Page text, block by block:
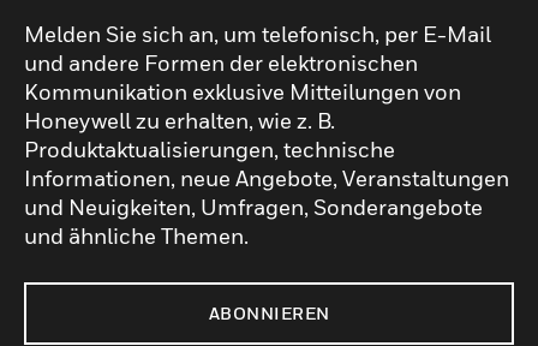
Melden Sie sich an, um telefonisch, per E-Mail
und andere Formen der elektronischen
Kommunikation exklusive Mitteilungen von
Honeywell zu erhalten, wie z. B.
Produktaktualisierungen, technische
Informationen, neue Angebote, Veranstaltungen
und Neuigkeiten, Umfragen, Sonderangebote
und ähnliche Themen.
ABONNIEREN